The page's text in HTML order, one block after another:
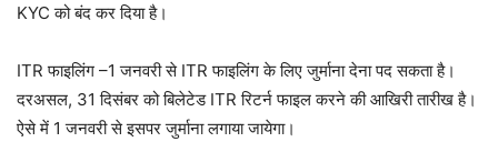
KYC को बंद कर दिया है।
ITR फाइलिंग –1 जनवरी से ITR फाइलिंग के लिए जुर्माना देना पद सकता है।
दरअसल, 31 दिसंबर को बिलेटेड ITR रिटर्न फाइल करने की आखिरी तारीख है।
ऐसे में 1 जनवरी से इसपर जुर्माना लगाया जायेगा।